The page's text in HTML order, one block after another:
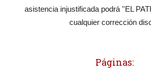
asistencia injustificada podrá ''EL
cualquier corrección
Páginas: